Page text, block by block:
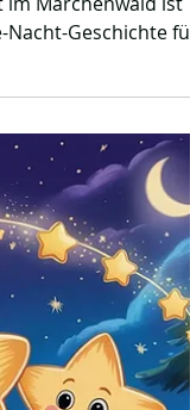
Geschichte für
mit Glimmi, Luma
die kleinen Leser
voller
Die Geschichte
und sorgt für
vor dem